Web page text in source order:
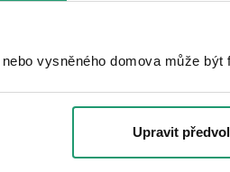
vysněného domova může
Upravit